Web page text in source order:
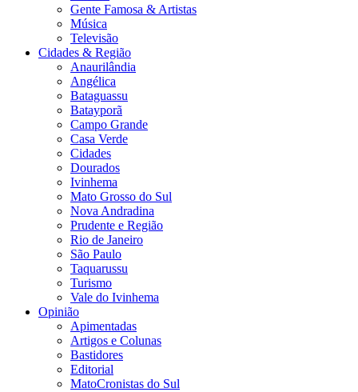
Gente Famosa & Artistas
Música
Televisão
Cidades & Região
Anaurilândia
Angélica
Bataguassu
Batayporã
Campo Grande
Casa Verde
Cidades
Dourados
Ivinhema
Mato Grosso do Sul
Nova Andradina
Prudente e Região
Rio de Janeiro
São Paulo
Taquarussu
Turismo
Vale do Ivinhema
Opinião
Apimentadas
Artigos e Colunas
Bastidores
Editorial
MatoCronistas do Sul